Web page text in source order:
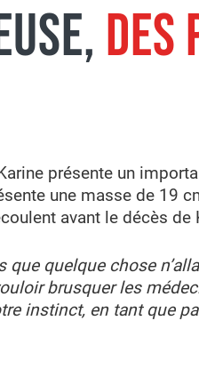
DES
présente un
une masse de 19
avant le décès de
quelque chose
brusquer les
instinct, en tant que